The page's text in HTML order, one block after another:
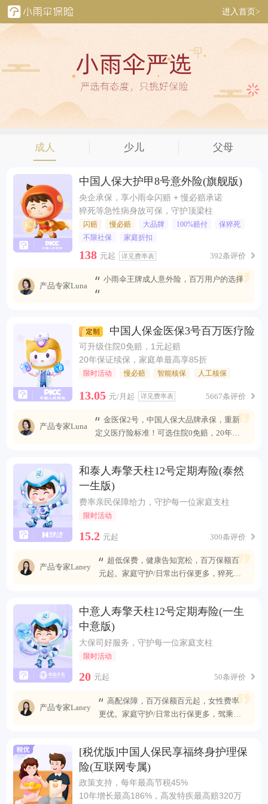
进入首页>
成人 少儿 父母
中国人保大护甲8号意外险(旗舰版)
央企承保，享小雨伞闪赔 + 慢必赔承诺
猝死等急性病身故可保，守护顶梁柱
闪赔 慢必赔 大品牌 100%赔付
保猝死
不限社保
家庭折扣
138 元起 详见费率表 392条评价
产品专家Luna
小雨伞王牌成人意外险，百万用户的选择
中国人保金医保3号百万医疗险
可升级住院0免赔，1元起赔
20年保证续保，家庭单最高享85折
限时活动 慢必赔 智能核保 人工核保
13.05 元/月起 详见费率表 5667条评价
产品专家Luna
金医保2号，中国人保大品牌承保，重新
定义医疗险标准！可选住院0免赔，20年安
和泰人寿擎天柱12号定期寿险(泰然
一生版)
费率亲民保障给力，守护每一位家庭支柱
限时活动
15.2 元起 300条评价
产品专家Laney
超低保费，健康告知宽松，百万保额百
元起。家庭守护/日常出行保更多，猝死可
中意人寿擎天柱12号定期寿险(一生
中意版)
大保司好服务，守护每一位家庭支柱
限时活动
20 元起 50条评价
产品专家Laney
高配保障，百万保额百元起，女性费率
更优。家庭守护/日常出行保更多，驾乘自
[税优版]中国人保民享福终身护理保
险(互联网专属)
政策支持，每年最高节税45%
10年增长最高186%，高发特疾最高赔320万